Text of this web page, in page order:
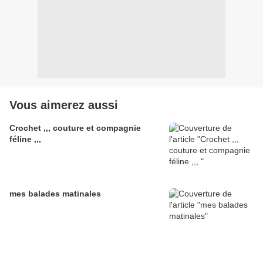
Vous aimerez aussi
Crochet ,,, couture et compagnie
féline ,,,
mes balades matinales